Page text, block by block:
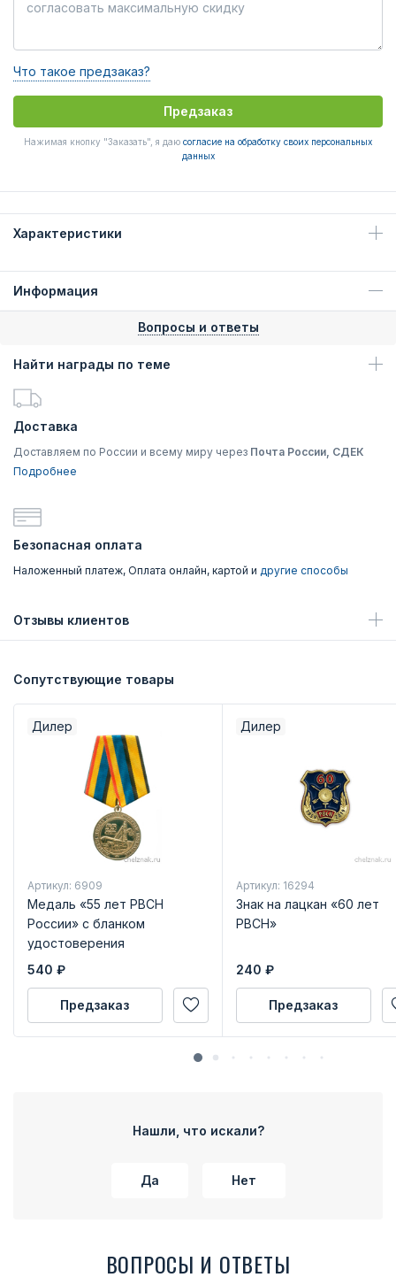
Что такое предзаказ?
Предзаказ
Нажимая кнопку "Заказать", я даю согласие на обработку своих персональных
данных
Характеристики
Информация
Вопросы и ответы
Найти награды по теме
Доставка
Доставляем по России и всему миру через Почта России, СДЕК
Подробнее
Безопасная оплата
Наложенный платеж, Оплата онлайн, картой и другие способы
Отзывы клиентов
Сопутствующие товары
Дилер
Артикул: 6909
Медаль «55 лет РВСН
России» с бланком
удостоверения
540 ₽
Предзаказ
Дилер
Артикул: 16294
Знак на лацкан «60 лет
РВСН»
240 ₽
Предзаказ
Нашли, что искали?
Да Нет
ВОПРОСЫ И ОТВЕТЫ